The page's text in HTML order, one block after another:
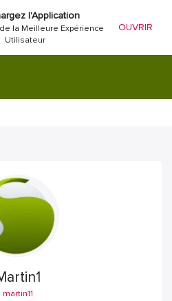
l'Application
la Meilleure Expérience
Utilisateur
OUVRIR
martin11